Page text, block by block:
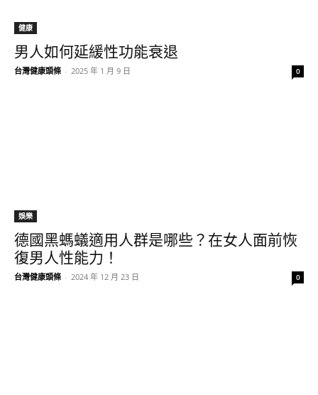
健康
男人如何延緩性功能衰退
台灣健康頭條 - 2025 年 1 月 9 日 0
娛樂
德國黑螞蟻適用人群是哪些？在女人面前恢
復男人性能力！
台灣健康頭條 - 2024 年 12 月 23 日 0